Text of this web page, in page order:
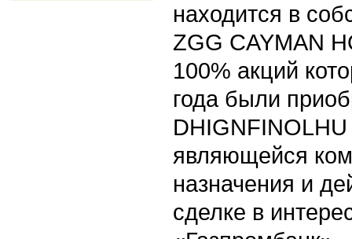
находится в
ZGG CAYMAN
100% акций
года были
являющейся
назначения и
сделке в